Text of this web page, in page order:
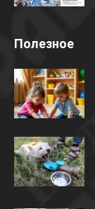
Полезное